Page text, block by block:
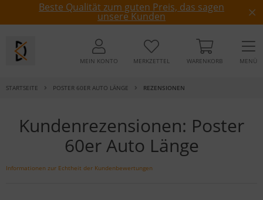
Beste Qualität zum guten Preis, das sagen
unsere Kunden
MEIN KONTO MERKZETTEL WARENKORB MENÜ
STARTSEITE POSTER 60ER AUTO LÄNGE REZENSIONEN
Kundenrezensionen: Poster
60er Auto Länge
Informationen zur Echtheit der Kundenbewertungen